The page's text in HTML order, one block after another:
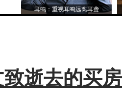
耳鸣：重视耳鸣远离耳聋
逝去的买